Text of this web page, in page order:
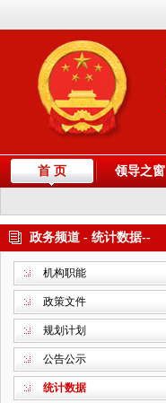
首 页 领导之窗
政务频道 - 统计数据--
机构职能
政策文件
规划计划
公告公示
统计数据